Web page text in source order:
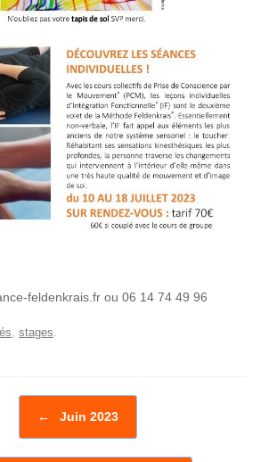
feldenkrais.fr ou 06 14 74 49 96
, stages.
← Juin 2023